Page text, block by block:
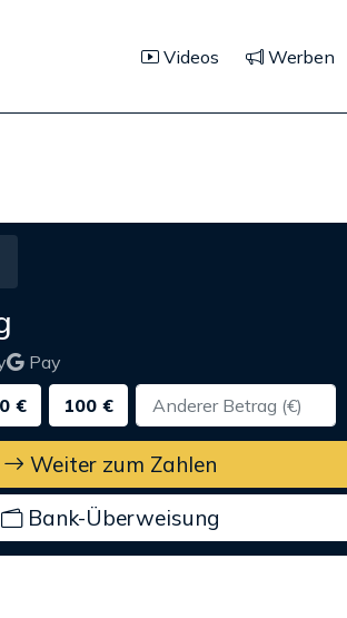
Videos Werben
Pay
€ 100 €
Weiter zum Zahlen
Bank-Überweisung